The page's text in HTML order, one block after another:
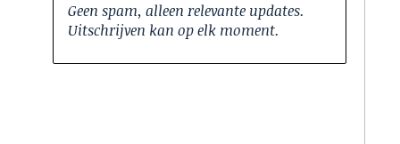
Geen spam, alleen relevante updates.
Uitschrijven kan op elk moment.